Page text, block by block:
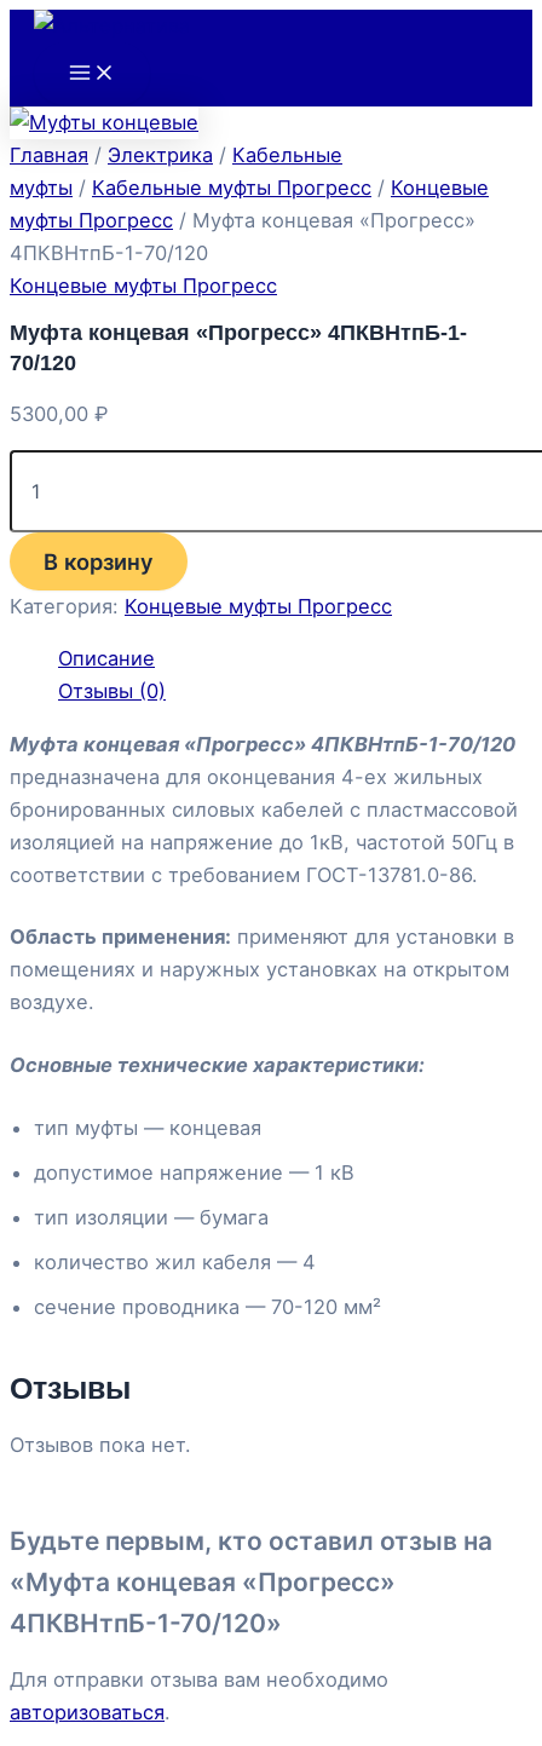
Перейти
содержимому
Main
Главная / Электрика / Кабельные
муфты / Кабельные муфты Прогресс / Концевые
муфты Прогресс / Муфта концевая «Прогресс»
4ПКВНтпБ-1-70/120
Концевые муфты Прогресс
Муфта концевая «Прогресс» 4ПКВНтпБ-1-
70/120
5300,00 ₽
Количество
товара
концевая
"Прогресс"
4ПКВНтпБ-1-
70/120
В корзину
Категория: Концевые муфты Прогресс
Описание
Отзывы (0)
Муфта концевая «Прогресс» 4ПКВНтпБ-1-70/120
предназначена для оконцевания 4-ех жильных
бронированных силовых кабелей с пластмассовой
изоляцией на напряжение до 1кВ, частотой 50Гц в
соответствии с требованием ГОСТ-13781.0-86.
Область применения: применяют для установки в
помещениях и наружных установках на открытом
воздухе.
Основные технические характеристики:
тип муфты — концевая
допустимое напряжение — 1 кВ
тип изоляции — бумага
количество жил кабеля — 4
сечение проводника — 70-120 мм²
Отзывы
Отзывов пока нет.
Будьте первым, кто оставил отзыв на
«Муфта концевая «Прогресс»
4ПКВНтпБ-1-70/120»
Для отправки отзыва вам необходимо
авторизоваться.